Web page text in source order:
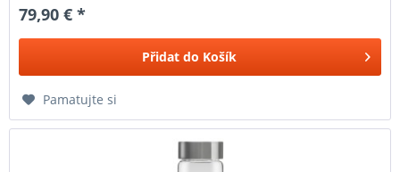
79,90 € *
Přidat do Košík
Pamatujte si